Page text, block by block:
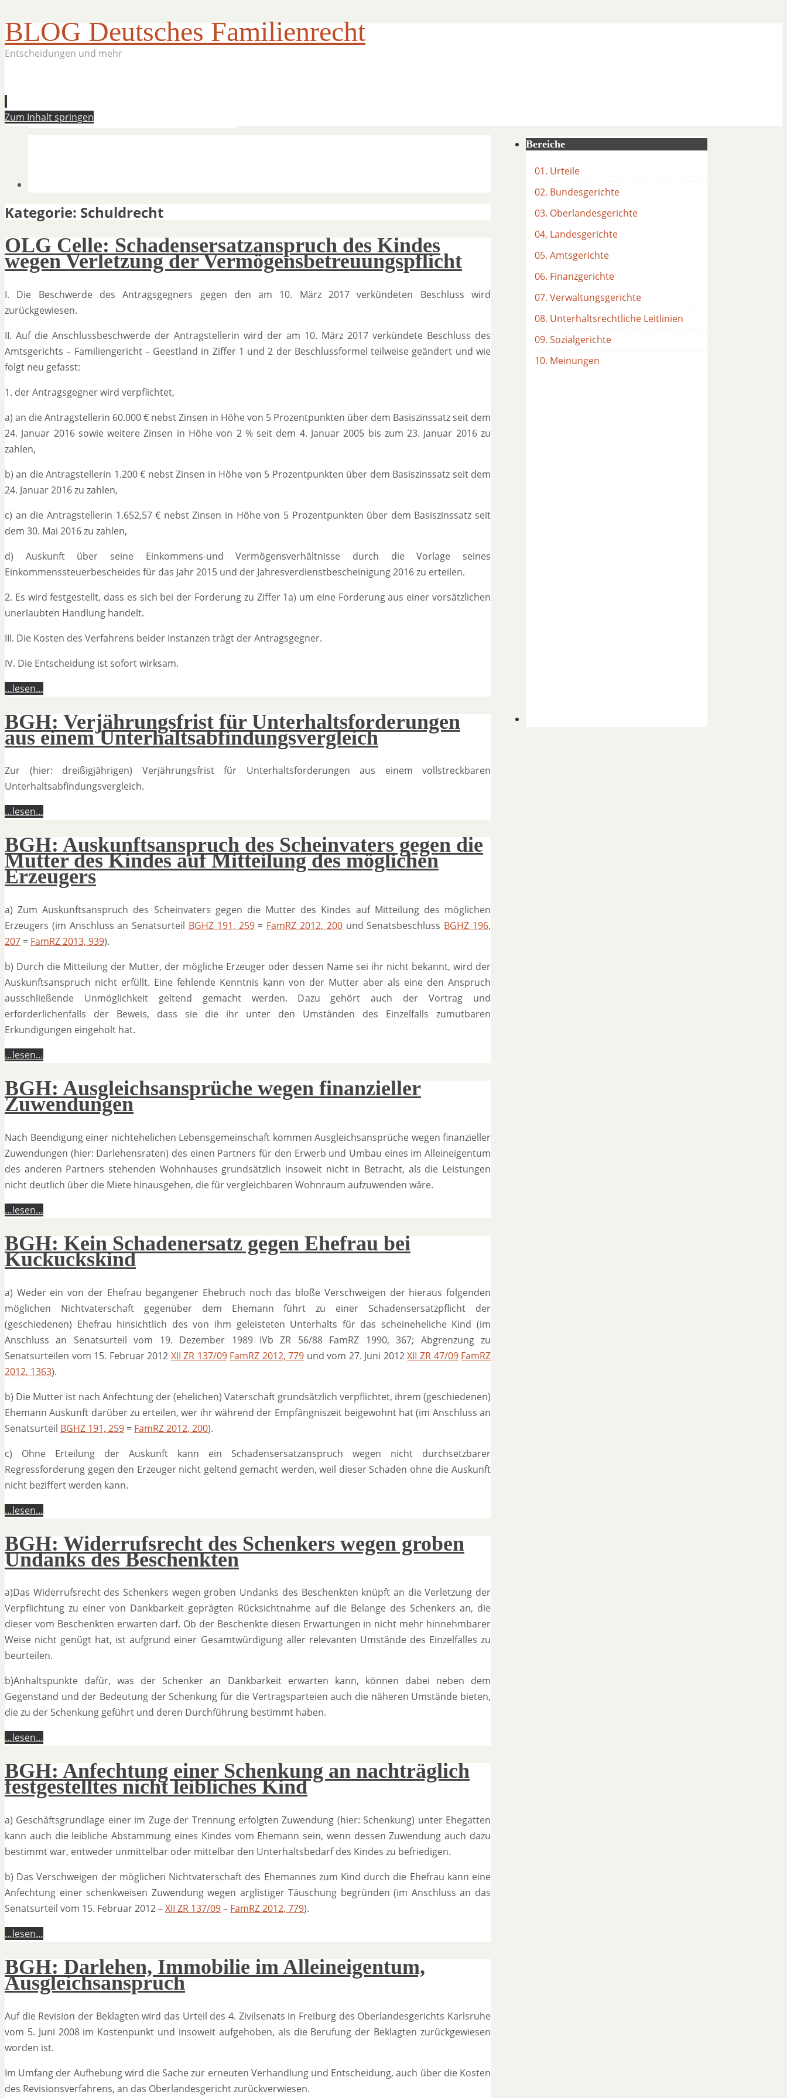
BLOG Deutsches Familienrecht
Entscheidungen und mehr
Zum Inhalt springen
Kategorie: Schuldrecht
OLG Celle: Schadensersatzanspruch des Kindes
wegen Verletzung der Vermögensbetreuungspflicht
I. Die Beschwerde des Antragsgegners gegen den am 10. März 2017 verkündeten Beschluss wird
zurückgewiesen.
II. Auf die Anschlussbeschwerde der Antragstellerin wird der am 10. März 2017 verkündete Beschluss des
Amtsgerichts – Familiengericht – Geestland in Ziffer 1 und 2 der Beschlussformel teilweise geändert und wie
folgt neu gefasst:
1. der Antragsgegner wird verpflichtet,
a) an die Antragstellerin 60.000 € nebst Zinsen in Höhe von 5 Prozentpunkten über dem Basiszinssatz seit dem
24. Januar 2016 sowie weitere Zinsen in Höhe von 2 % seit dem 4. Januar 2005 bis zum 23. Januar 2016 zu
zahlen,
b) an die Antragstellerin 1.200 € nebst Zinsen in Höhe von 5 Prozentpunkten über dem Basiszinssatz seit dem
24. Januar 2016 zu zahlen,
c) an die Antragstellerin 1.652,57 € nebst Zinsen in Höhe von 5 Prozentpunkten über dem Basiszinssatz seit
dem 30. Mai 2016 zu zahlen,
d) Auskunft über seine Einkommens-und Vermögensverhältnisse durch die Vorlage seines
Einkommenssteuerbescheides für das Jahr 2015 und der Jahresverdienstbescheinigung 2016 zu erteilen.
2. Es wird festgestellt, dass es sich bei der Forderung zu Ziffer 1a) um eine Forderung aus einer vorsätzlichen
unerlaubten Handlung handelt.
III. Die Kosten des Verfahrens beider Instanzen trägt der Antragsgegner.
IV. Die Entscheidung ist sofort wirksam.
…lesen…
BGH: Verjährungsfrist für Unterhaltsforderungen
aus einem Unterhaltsabfindungsvergleich
Zur (hier: dreißigjährigen) Verjährungsfrist für Unterhaltsforderungen aus einem vollstreckbaren
Unterhaltsabfindungsvergleich.
…lesen…
BGH: Auskunftsanspruch des Scheinvaters gegen die
Mutter des Kindes auf Mitteilung des möglichen
Erzeugers
a) Zum Auskunftsanspruch des Scheinvaters gegen die Mutter des Kindes auf Mitteilung des möglichen
Erzeugers (im Anschluss an Senatsurteil BGHZ 191, 259= FamRZ 2012, 200und Senatsbeschluss BGHZ 196,
207 = FamRZ 2013, 939).
b) Durch die Mitteilung der Mutter, der mögliche Erzeuger oder dessen Name sei ihr nicht bekannt, wird der
Auskunftsanspruch nicht erfüllt. Eine fehlende Kenntnis kann von der Mutter aber als eine den Anspruch
ausschließende Unmöglichkeit geltend gemacht werden. Dazu gehört auch der Vortrag und
erforderlichenfalls der Beweis, dass sie die ihr unter den Umständen des Einzelfalls zumutbaren
Erkundigungen eingeholt hat.
…lesen…
BGH: Ausgleichsansprüche wegen finanzieller
Zuwendungen
Nach Beendigung einer nichtehelichen Lebensgemeinschaft kommen Ausgleichsansprüche wegen finanzieller
Zuwendungen (hier: Darlehensraten) des einen Partners für den Erwerb und Umbau eines im Alleineigentum
des anderen Partners stehenden Wohnhauses grundsätzlich insoweit nicht in Betracht, als die Leistungen
nicht deutlich über die Miete hinausgehen, die für vergleichbaren Wohnraum aufzuwenden wäre.
…lesen…
BGH: Kein Schadenersatz gegen Ehefrau bei
Kuckuckskind
a) Weder ein von der Ehefrau begangener Ehebruch noch das bloße Verschweigen der hieraus folgenden
möglichen Nichtvaterschaft gegenüber dem Ehemann führt zu einer Schadensersatzpflicht der
(geschiedenen) Ehefrau hinsichtlich des von ihm geleisteten Unterhalts für das scheineheliche Kind (im
Anschluss an Senatsurteil vom 19. Dezember 1989 IVb ZR 56/88 FamRZ 1990, 367; Abgrenzung zu
Senatsurteilen vom 15. Februar 2012 XII ZR 137/09 FamRZ 2012, 779 und vom 27. Juni 2012XII ZR 47/09 FamRZ
2012, 1363).
b) Die Mutter ist nach Anfechtung der (ehelichen) Vaterschaft grundsätzlich verpflichtet, ihrem (geschiedenen)
Ehemann Auskunft darüber zu erteilen, wer ihr während der Empfängniszeit beigewohnt hat (im Anschluss an
Senatsurteil BGHZ 191, 259 = FamRZ 2012, 200).
c) Ohne Erteilung der Auskunft kann ein Schadensersatzanspruch wegen nicht durchsetzbarer
Regressforderung gegen den Erzeuger nicht geltend gemacht werden, weil dieser Schaden ohne die Auskunft
nicht beziffert werden kann.
…lesen…
BGH: Widerrufsrecht des Schenkers wegen groben
Undanks des Beschenkten
a)Das Widerrufsrecht des Schenkers wegen groben Undanks des Beschenkten knüpft an die Verletzung der
Verpflichtung zu einer von Dankbarkeit geprägten Rücksichtnahme auf die Belange des Schenkers an, die
dieser vom Beschenkten erwarten darf. Ob der Beschenkte diesen Erwartungen in nicht mehr hinnehmbarer
Weise nicht genügt hat, ist aufgrund einer Gesamtwürdigung aller relevanten Umstände des Einzelfalles zu
beurteilen.
b)Anhaltspunkte dafür, was der Schenker an Dankbarkeit erwarten kann, können dabei neben dem
Gegenstand und der Bedeutung der Schenkung für die Vertragsparteien auch die näheren Umstände bieten,
die zu der Schenkung geführt und deren Durchführung bestimmt haben.
…lesen…
BGH: Anfechtung einer Schenkung an nachträglich
festgestelltes nicht leibliches Kind
a) Geschäftsgrundlage einer im Zuge der Trennung erfolgten Zuwendung (hier: Schenkung) unter Ehegatten
kann auch die leibliche Abstammung eines Kindes vom Ehemann sein, wenn dessen Zuwendung auch dazu
bestimmt war, entweder unmittelbar oder mittelbar den Unterhaltsbedarf des Kindes zu befriedigen.
b) Das Verschweigen der möglichen Nichtvaterschaft des Ehemannes zum Kind durch die Ehefrau kann eine
Anfechtung einer schenkweisen Zuwendung wegen arglistiger Täuschung begründen (im Anschluss an das
Senatsurteil vom 15. Februar 2012 –XII ZR 137/09– FamRZ 2012, 779).
…lesen…
BGH: Darlehen, Immobilie im Alleineigentum,
Ausgleichsanspruch
Auf die Revision der Beklagten wird das Urteil des 4. Zivilsenats in Freiburg des Oberlandesgerichts Karlsruhe
vom 5. Juni 2008 im Kostenpunkt und insoweit aufgehoben, als die Berufung der Beklagten zurückgewiesen
worden ist.
Im Umfang der Aufhebung wird die Sache zur erneuten Verhandlung und Entscheidung, auch über die Kosten
des Revisionsverfahrens, an das Oberlandesgericht zurückverwiesen.
Bereiche
01. Urteile
02. Bundesgerichte
03. Oberlandesgerichte
04, Landesgerichte
05. Amtsgerichte
06. Finanzgerichte
07. Verwaltungsgerichte
08. Unterhaltsrechtliche Leitlinien
09. Sozialgerichte
10. Meinungen